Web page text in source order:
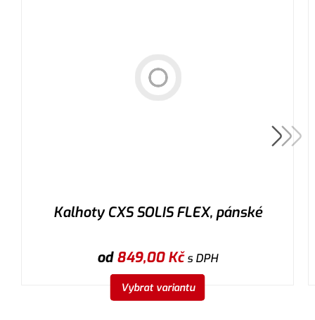
Kalhoty CXS SOLIS FLEX, pánské
od849,00Kčs DPH
Vybrat variantu